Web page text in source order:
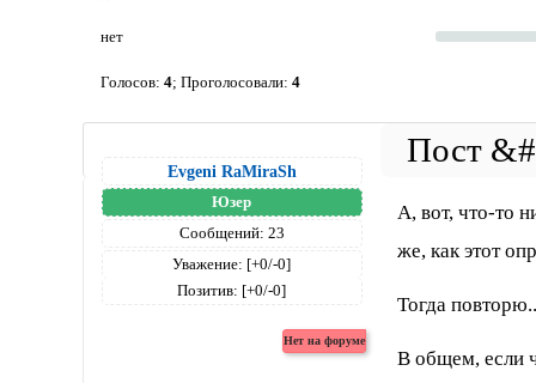
нет
Голосов:4;Проголосовали:4
Evgeni RaMiraSh
Юзер
Сообщений: 23
Уважение: [+0/-0]
Позитив: [+0/-0]
А, вот, что-то
же, как этот
Тогда
В общем, если